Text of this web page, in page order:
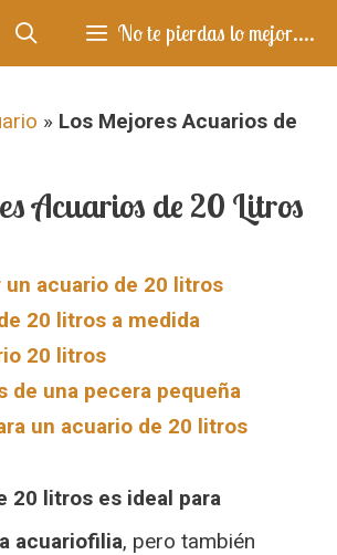
No te pierdas lo mejor....
» Los Mejores Acuarios de
Acuarios de 20 Litros
un acuario de 20 litros
20 litros a medida
20 litros
de una pecera pequeña
un acuario de 20 litros
20 litros es ideal para
acuariofilia, pero también